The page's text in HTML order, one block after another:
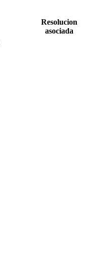
Resolucion
asociada